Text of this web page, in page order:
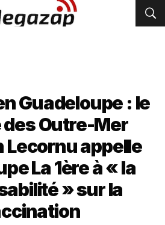
Guadeloupe : le
Outre-Mer
Lecornu appelle
La 1ère à « la
» sur la